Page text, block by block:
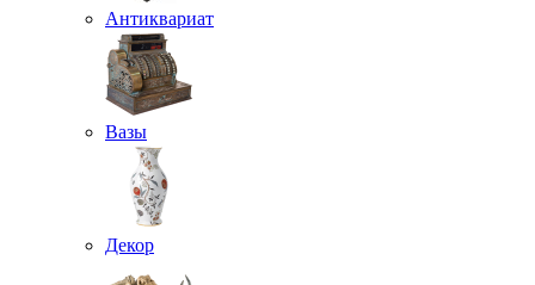
Антиквариат
Вазы
Декор